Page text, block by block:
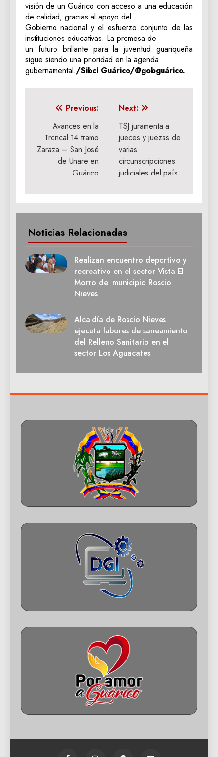
visión de un Guárico con acceso a una educación
de calidad, gracias al apoyo del
Gobierno nacional y el esfuerzo conjunto de las
instituciones educativas. La promesa de
un futuro brillante para la juventud guariqueña
sigue siendo una prioridad en la agenda
gubernamental./Sibci Guárico/@gobguárico.
Navegación
entradas
Previous:
Avances en la
Troncal 14 tramo
Zaraza – San José
de Unare en
Guárico
Next:
TSJ juramenta a
jueces y juezas de
varias
circunscripciones
judiciales del país
Noticias Relacionadas
Realizan encuentro deportivo y
recreativo en el sector Vista El
Morro del municipio Roscio
Nieves
Alcaldía de Roscio Nieves
ejecuta labores de saneamiento
del Relleno Sanitario en el
sector Los Aguacates